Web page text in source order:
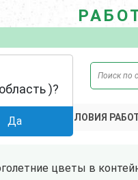
АКЦИИ УСЛОВИЯ
цветы в
)?
Да